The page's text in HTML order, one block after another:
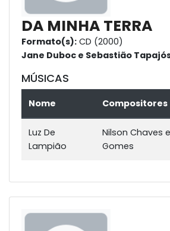
DA MINHA TERRA
Formato(s): CD (2000)
Jane Duboc e Sebastião
MÚSICAS
Nome Compositores
Luz De
Lampião
Nilson Chaves
Gomes